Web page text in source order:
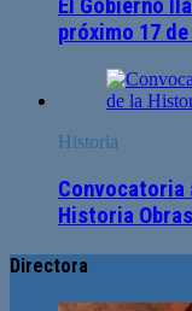
El Gobierno
próximo 17
Historia
Convocatoria
Historia
Directora